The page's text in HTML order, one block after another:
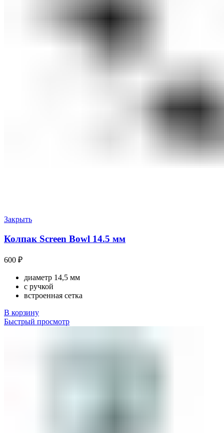
Закрыть
Колпак Screen Bowl 14.5 мм
600 ₽
диаметр 14,5 мм
с ручкой
встроенная сетка
В корзину
Быстрый просмотр